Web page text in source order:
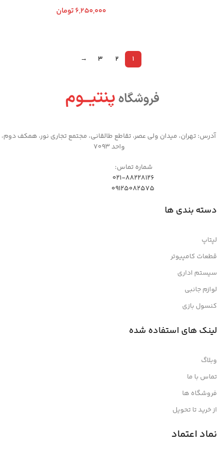
6,250,000تومان
1
2
3
→
آدرس: تهران، میدان ولی عصر، تقاطع طالقانی، مجتمع تجاری نور، همکف دوم،
واحد 7093
شماره تماس:
021-88228126
09125082575
دسته بندی ها
لپتاپ
قطعات کامپیوتر
سیستم اداری
لوازم جانبی
کنسول بازی
لینک های استفاده شده
وبلاگ
تماس با ما
فروشگاه ها
از خرید تا تحویل
نماد اعتماد